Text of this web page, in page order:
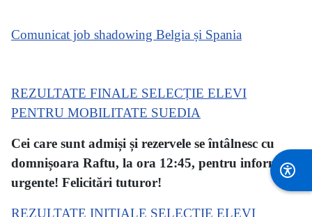
Comunicat job shadowing Belgia și Spania
REZULTATE FINALE SELECȚIE ELEVI
PENTRU MOBILITATE SUEDIA
Cei care sunt admiși și rezervele se întâlnesc cu
domnișoara Raftu, la ora 12:45, pentru informații
urgente! Felicitări tuturor!
REZULTATE INIȚIALE SELECȚIE ELEVI